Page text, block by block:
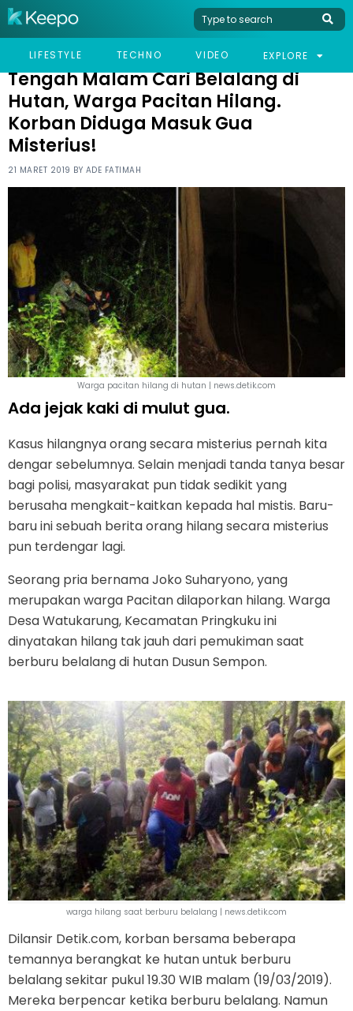
LIFESTYLE TECHNO VIDEO EXPLORE
HOME VIRAL
TENGAH MALAM CARI BELALANG DI HUTAN, WARGA PACITAN
Tengah Malam Cari Belalang di
Hutan, Warga Pacitan Hilang.
Korban Diduga Masuk Gua
Misterius!
21 MARET 2019 BY ADE FATIMAH
Warga pacitan hilang di hutan | news.detik.com
Ada jejak kaki di mulut gua.
Kasus hilangnya orang secara misterius pernah kita
dengar sebelumnya. Selain menjadi tanda tanya besar
bagi polisi, masyarakat pun tidak sedikit yang
berusaha mengkait-kaitkan kepada hal mistis. Baru-
baru ini sebuah berita orang hilang secara misterius
pun terdengar lagi.
Seorang pria bernama Joko Suharyono, yang
merupakan warga Pacitan dilaporkan hilang. Warga
Desa Watukarung, Kecamatan Pringkuku ini
dinyatakan hilang tak jauh dari pemukiman saat
berburu belalang di hutan Dusun Sempon.
warga hilang saat berburu belalang | news.detik.com
Dilansir Detik.com, korban bersama beberapa
temannya berangkat ke hutan untuk berburu
belalang sekitar pukul 19.30 WIB malam (19/03/2019).
Mereka berpencar ketika berburu belalang. Namun